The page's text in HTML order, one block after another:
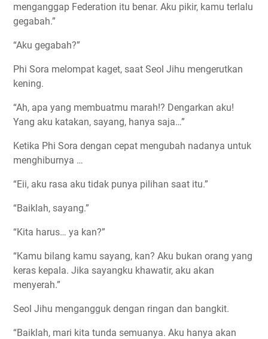
menganggap Federation itu benar. Aku pikir, kamu terlalu
gegabah.”
“Aku gegabah?”
Phi Sora melompat kaget, saat Seol Jihu mengerutkan
kening.
“Ah, apa yang membuatmu marah!? Dengarkan aku!
Yang aku katakan, sayang, hanya saja…”
Ketika Phi Sora dengan cepat mengubah nadanya untuk
menghiburnya …
“Eii, aku rasa aku tidak punya pilihan saat itu.”
“Baiklah, sayang.”
“Kita harus… ya kan?”
“Kamu bilang kamu sayang, kan? Aku bukan orang yang
keras kepala. Jika sayangku khawatir, aku akan
menyerah.”
Seol Jihu mengangguk dengan ringan dan bangkit.
“Baiklah, mari kita tunda semuanya. Aku hanya akan